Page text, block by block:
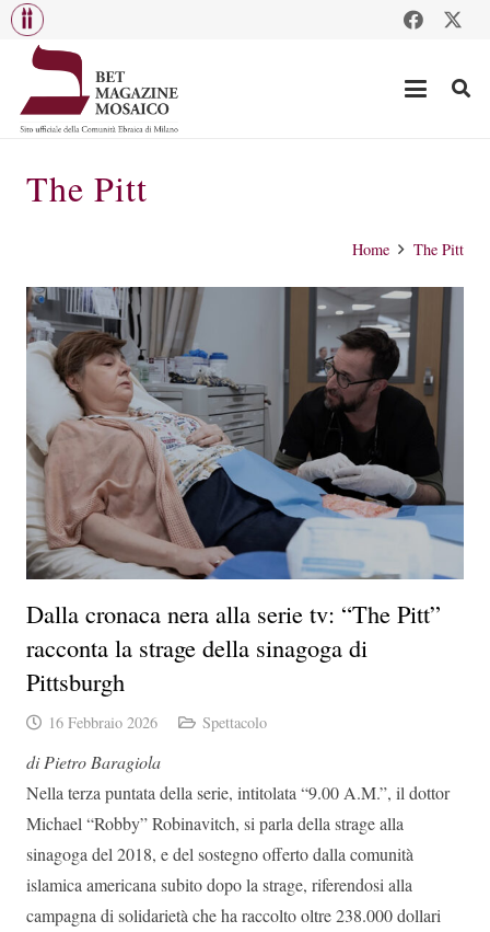
The Pitt
Home The Pitt
Dalla cronaca nera alla serie tv: “The Pitt”
racconta la strage della sinagoga di
Pittsburgh
16 Febbraio 2026 Spettacolo
di Pietro Baragiola
Nella terza puntata della serie, intitolata “9.00 A.M.”, il dottor
Michael “Robby” Robinavitch, si parla della strage alla
sinagoga del 2018, e del sostegno offerto dalla comunità
islamica americana subito dopo la strage, riferendosi alla
campagna di solidarietà che ha raccolto oltre 238.000 dollari